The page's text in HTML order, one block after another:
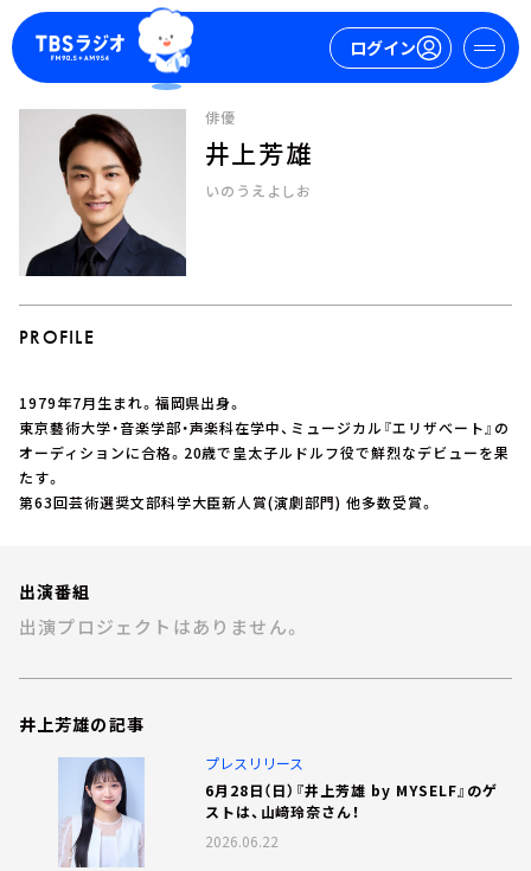
ログイン
マイページ
今日の番組表
週間番組表
TBS Podcast
YouTube
会社情報
俳優
井上芳雄
いのうえよしお
PROFILE
1979年7月生まれ。福岡県出身。
東京藝術大学・音楽学部・声楽科在学中、ミュージカル『エリザべート』の
オーディションに合格。20歳で皇太子ルドルフ役で鮮烈なデビューを果
たす。
第63回芸術選奨文部科学大臣新人賞(演劇部門) 他多数受賞。
出演番組
出演プロジェクトはありません。
井上芳雄の記事
プレスリリース
6月28日（日）『井上芳雄 by MYSELF』のゲ
ストは、山﨑玲奈さん！
2026.06.22